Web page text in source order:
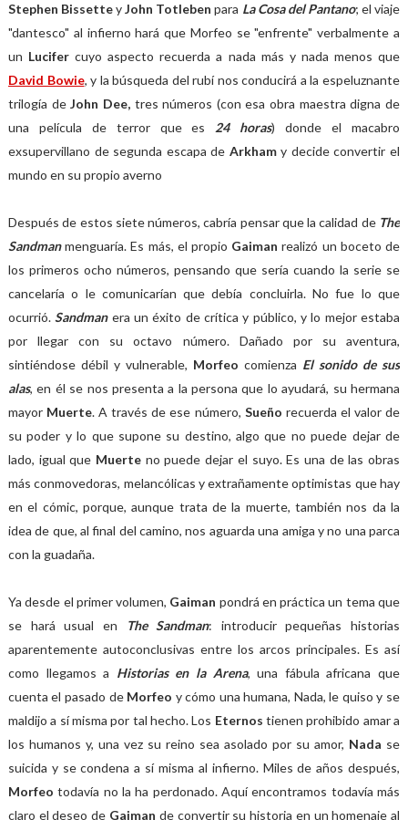
Stephen BissetteyJohn Totleben para La Cosa del Pantano; el viaje
"dantesco" al infierno hará que Morfeo se "enfrente" verbalmente a
un Lucifercuyo aspecto recuerda a nada más y nada menos que
David Bowie, y la búsqueda del rubí nos conducirá a la espeluznante
trilogía deJohn Dee,tres números (con esa obra maestra digna de
una película de terror que es 24 horas) donde el macabro
exsupervillano de segunda escapa de Arkhamy decide convertir el
mundo en su propio averno
Después de estos siete números, cabría pensar que la calidad de The
Sandmanmenguaría. Es más, el propio Gaimanrealizó un boceto de
los primeros ocho números, pensando que sería cuando la serie se
cancelaría o le comunicarían que debía concluirla. No fue lo que
ocurrió.Sandman era un éxito de crítica y público, y lo mejor estaba
por llegar con su octavo número. Dañado por su aventura,
sintiéndose débil y vulnerable, Morfeo comienza El sonido de sus
alas, en él se nos presenta a la persona que lo ayudará, su hermana
mayor Muerte. A través de ese número, Sueño recuerda el valor de
su poder y lo que supone su destino, algo que no puede dejar de
lado, igual que Muerte no puede dejar el suyo. Es una de las obras
más conmovedoras, melancólicas y extrañamente optimistas que hay
en el cómic, porque, aunque trata de la muerte, también nos da la
idea de que, al final del camino, nos aguarda una amiga y no una parca
con la guadaña.
Ya desde el primer volumen, Gaiman pondrá en práctica un tema que
se hará usual en
The Sandman: introducir pequeñas historias
aparentemente autoconclusivas entre los arcos principales. Es así
como llegamos a Historias en la Arena, una fábula africana que
cuenta el pasado de Morfeo y cómo una humana, Nada, le quiso y se
maldijo a sí misma por tal hecho. Los Eternostienen prohibido amar a
los humanos y, una vez su reino sea asolado por su amor, Nada se
suicida y se condena a sí misma al infierno. Miles de años después,
Morfeotodavía no la ha perdonado. Aquí encontramos todavía más
claro el deseo de Gaiman de convertir su historia en un homenaje al